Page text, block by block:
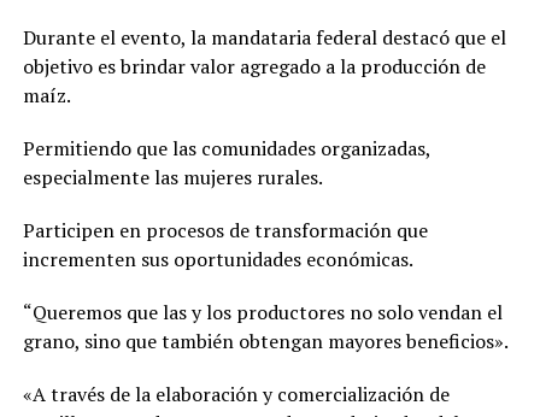
Durante el evento, la mandataria federal destacó que el
objetivo es brindar valor agregado a la producción de
maíz.
Permitiendo que las comunidades organizadas,
especialmente las mujeres rurales.
Participen en procesos de transformación que
incrementen sus oportunidades económicas.
“Queremos que las y los productores no solo vendan el
grano, sino que también obtengan mayores beneficios».
«A través de la elaboración y comercialización de